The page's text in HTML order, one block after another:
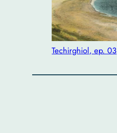
Techirghiol, ep. 03